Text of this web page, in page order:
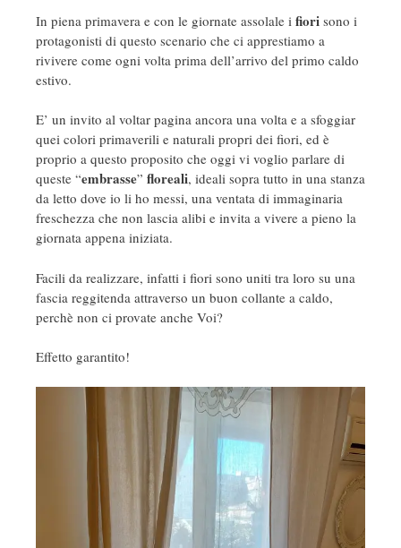
In piena primavera e con le giornate assolale i fiori sono i
protagonisti di questo scenario che ci apprestiamo a
rivivere come ogni volta prima dell’arrivo del primo caldo
estivo.
E’ un invito al voltar pagina ancora una volta e a sfoggiar
quei colori primaverili e naturali propri dei fiori, ed è
proprio a questo proposito che oggi vi voglio parlare di
queste “embrasse” floreali, ideali sopra tutto in una stanza
da letto dove io li ho messi, una ventata di immaginaria
freschezza che non lascia alibi e invita a vivere a pieno la
giornata appena iniziata.
Facili da realizzare, infatti i fiori sono uniti tra loro su una
fascia reggitenda attraverso un buon collante a caldo,
perchè non ci provate anche Voi?
Effetto garantito!